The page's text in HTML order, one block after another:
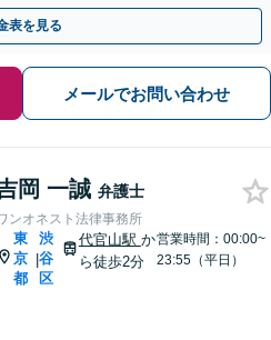
ど
表を見る
メールでお問い合わせ
岡 一誠 弁護士
ンオネスト法律事務所
東
京
都
|
渋
谷
区
代官山駅 か
ら徒歩2分
営業時間：00:00~
23:55（平日）